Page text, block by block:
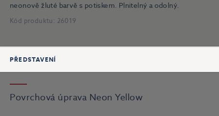
neonově žluté barvě s potiskem. Plnitelný a odolný.
Kód produktu: 26019
PŘEDSTAVENÍ
Povrchová úprava Neon Yellow